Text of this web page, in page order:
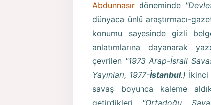
Abdunnasır döneminde
dünyaca ünlü araştırmacı-
konumu sayesinde gizli
anlatımlarına dayanarak
çevrilen "1973 Arap-İsrail
Yayınları, 1977-İstanbul.) İkinci
savaş boyunca kaleme
getirdikleri "Ortadoğu